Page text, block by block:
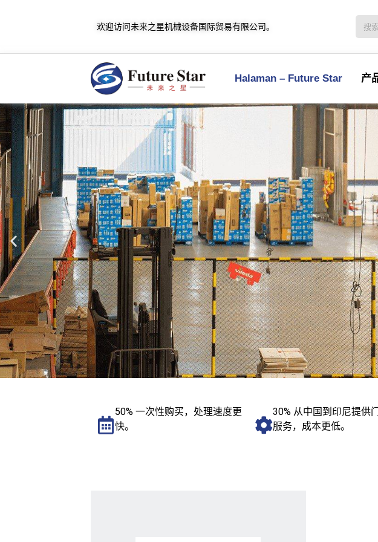
欢迎访问未来之星机械设备国际贸易有限公司。
Halaman – Future Star 产
50% 一次性购买，处理速度更
快。
30% 从中国到印尼提供门
服务，成本更低。